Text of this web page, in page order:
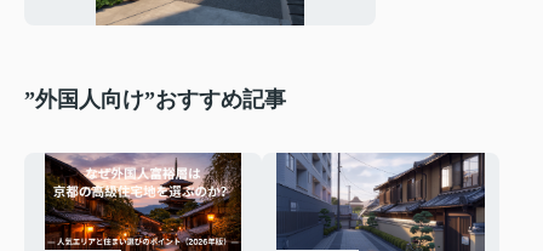
”外国人向け”おすすめ記事